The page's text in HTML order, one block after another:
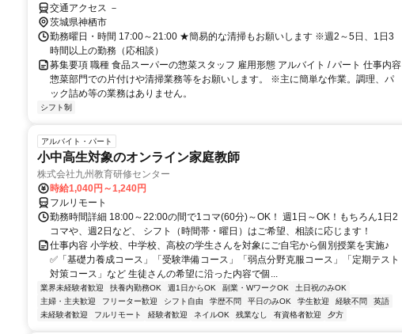
交通アクセス －
茨城県神栖市
勤務曜日・時間 17:00～21:00 ★簡易的な清掃もお願いします ※週2～5日、1日3
時間以上の勤務（応相談）
募集要項 職種 食品スーパーの惣菜スタッフ 雇用形態 アルバイト / パート 仕事内容
惣菜部門での片付けや清掃業務等をお願いします。 ※主に簡単な作業。調理、パ
ック詰め等の業務はありません。
シフト制
アルバイト・パート
小中高生対象のオンライン家庭教師
株式会社九州教育研修センター
時給1,040円～1,240円
フルリモート
勤務時間詳細 18:00～22:00の間で1コマ(60分)～OK！ 週1日～OK！もちろん1日2
コマや、週2日など、 シフト（時間帯・曜日）はご希望、相談に応じます！
仕事内容 小学校、中学校、高校の学生さんを対象にご自宅から個別授業を実施♪
✅「基礎力養成コース」「受験準備コース」「弱点分野克服コース」「定期テスト
対策コース」など 生徒さんの希望に沿った内容で個...
業界未経験者歓迎 扶養内勤務OK 週1日からOK 副業・WワークOK
土日祝のみOK
主婦・主夫歓迎
フリーター歓迎 シフト自由 学歴不問 平日のみOK 学生歓迎 経験不問
英語
未経験者歓迎
フルリモート 経験者歓迎 ネイルOK 残業なし 有資格者歓迎 夕方